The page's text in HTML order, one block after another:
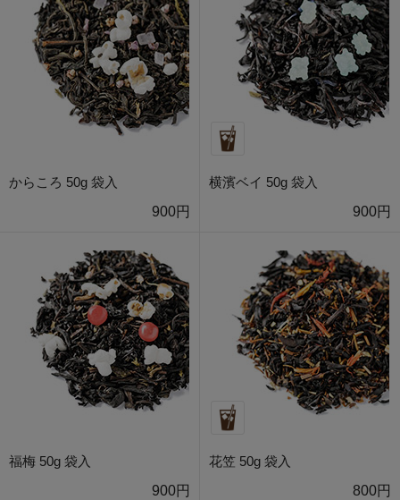
からころ 50g 袋入
900円
横濱ベイ 50g 袋入
900円
福梅 50g 袋入
900円
花笠 50g 袋入
800円